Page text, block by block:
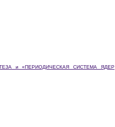
и «ПЕРИОДИЧЕСКАЯ СИСТЕМА ЯДЕР